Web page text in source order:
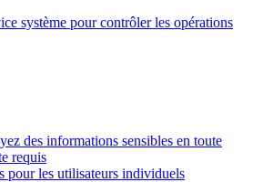
système pour contrôler les opérations
des informations sensibles en toute
requis
pour les utilisateurs individuels